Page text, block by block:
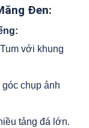
Đen:
với khung
chụp ảnh
tảng đá lớn.